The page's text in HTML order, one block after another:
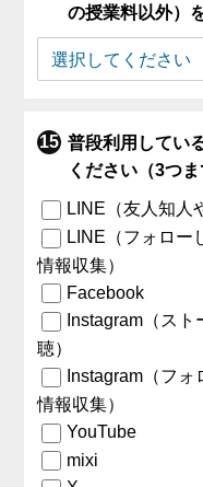
の授業料以外）
普段利用してい
ください（3つま
LINE（友人知人
LINE（フォロー
情報収集）
Facebook
Instagram（ス
聴）
Instagram（フ
情報収集）
YouTube
mixi